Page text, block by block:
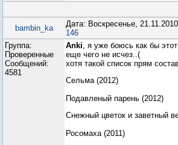
bambin_ka
Дата: Воскресенье,
146
Группа:
Проверенные
Сообщений:
4581
Anki, я уже боюсь как бы
еще чего не исчез..(
хотя такой список прям
Сельма (2012)
Подавленый парень (2012)
Снежный цветок и заветный
Росомаха (2011)